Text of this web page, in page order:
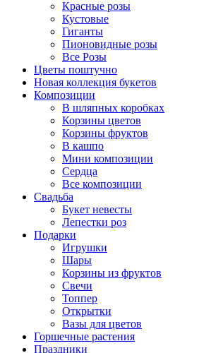
Красные розы
Кустовые
Гиганты
Пионовидные розы
Все Розы
Цветы поштучно
Новая коллекция букетов
Композиции
В шляпных коробках
Корзины цветов
Корзины фруктов
В кашпо
Мини композиции
Сердца
Все композиции
Свадьба
Букет невесты
Лепестки роз
Подарки
Игрушки
Шары
Корзины из фруктов
Свечи
Топпер
Открытки
Вазы для цветов
Горшечные растения
Праздники